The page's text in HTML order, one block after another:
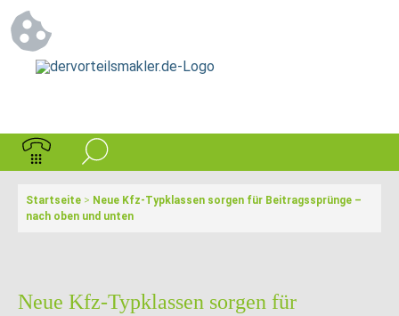
Startseite > Neue Kfz-Typklassen sorgen für Beitragssprünge –
nach oben und unten
Neue Kfz-Typklassen sorgen für